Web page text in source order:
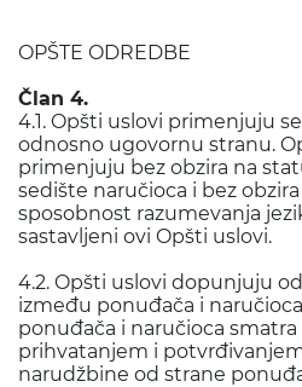
OPŠTE ODREDBE
Član 4.
4.1. Opšti uslovi primenjuju
odnosno ugovornu stranu.
primenjuju bez obzira na
sedište naručioca i bez
sposobnost razumevanja
sastavljeni ovi Opšti uslovi.
4.2. Opšti uslovi dopunjuju
između ponuđača i
ponuđača i naručioca
prihvatanjem i
narudžbine od strane